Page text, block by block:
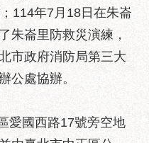
114年7月18日在朱崙
朱崙里防救災演練，
市政府消防局第三大
公處協辦。
國西路17號旁空地